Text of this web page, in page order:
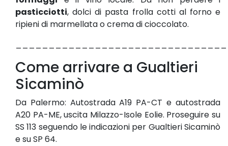
pasticciotti, dolci di pasta frolla cotti al forno e
ripieni di marmellata o crema di cioccolato.
Come arrivare a Gualtieri
Sicaminò
Da Palermo: Autostrada A19 PA-CT e autostrada
A20 PA-ME, uscita Milazzo-Isole Eolie. Proseguire su
SS 113 seguendo le indicazioni per Gualtieri Sicaminò
e su SP 64.